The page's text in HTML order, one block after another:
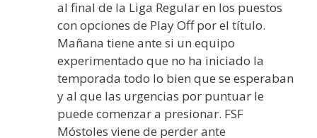
al final de la Liga Regular en los puestos
con opciones de Play Off por el título.
Mañana tiene ante si un equipo
experimentado que no ha iniciado la
temporada todo lo bien que se esperaban
y al que las urgencias por puntuar le
puede comenzar a presionar. FSF
Móstoles viene de perder ante